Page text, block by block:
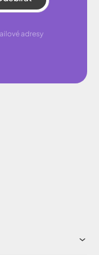
adresy